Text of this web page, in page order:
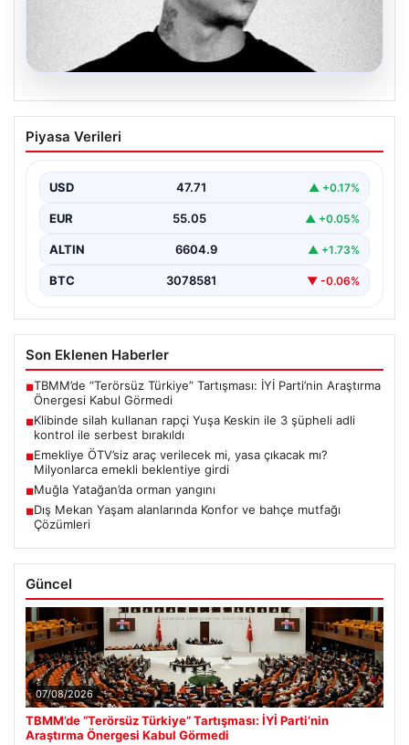
06.08.2026
Klibinde silah kullanan rapçi Yuşa
Keskin ile 3 şüpheli adli kontrol ile
Piyasa Verileri
USD 47.71 ▲ +0.17%
EUR 55.05 ▲ +0.05%
ALTIN 6604.9 ▲ +1.73%
BTC 3078581 ▼ -0.06%
Son Eklenen Haberler
■TBMM’de “Terörsüz Türkiye” Tartışması: İYİ Parti’nin Araştırma
Önergesi Kabul Görmedi
■Klibinde silah kullanan rapçi Yuşa Keskin ile 3 şüpheli adli
kontrol ile serbest bırakıldı
■Emekliye ÖTV’siz araç verilecek mi, yasa çıkacak mı?
Milyonlarca emekli beklentiye girdi
■Muğla Yatağan’da orman yangını
■Dış Mekan Yaşam alanlarında Konfor ve bahçe mutfağı
Çözümleri
Güncel
07/08/2026
TBMM’de “Terörsüz Türkiye” Tartışması: İYİ Parti’nin
Araştırma Önergesi Kabul Görmedi